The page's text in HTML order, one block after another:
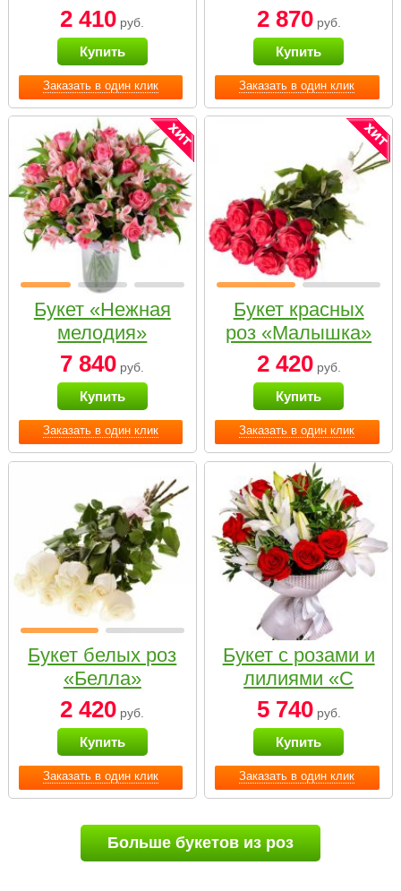
Заказать в один клик
2 410 руб.
Купить
Заказать в один клик
2 870руб.
Купить
Заказать в один клик
Букет «Нежная
мелодия»
7 840 руб.
Купить
Заказать в один клик
Букет красных
роз «Малышка»
2 420руб.
Купить
Заказать в один клик
Букет белых роз
«Белла»
2 420 руб.
Купить
Заказать в один клик
Букет с розами и
лилиями «С
наилучшими
пожеланиями»
5 740руб.
Купить
Больше букетов из роз